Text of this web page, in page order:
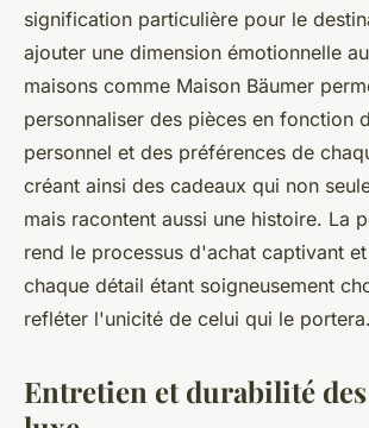
signification particulière pour le
ajouter une dimension émotionnelle
maisons comme Maison Bäumer
personnaliser des pièces en fonction
personnel et des préférences de
créant ainsi des cadeaux qui non
mais racontent aussi une histoire. La
rend le processus d'achat captivant
chaque détail étant soigneusement
refléter l'unicité de celui qui le portera.
Entretien et durabilité